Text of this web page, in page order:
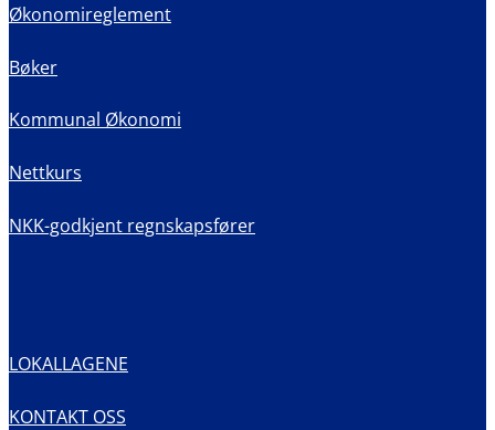
Økonomireglement
Bøker
Kommunal Økonomi
Nettkurs
NKK-godkjent regnskapsfører
LOKALLAGENE
KONTAKT OSS